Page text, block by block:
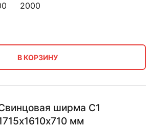
2000
В КОРЗИНУ
ширма С1
мм